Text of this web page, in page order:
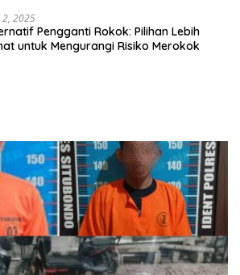
2, 2025
Pengganti Rokok: Pilihan Lebih
untuk Mengurangi Risiko Merokok